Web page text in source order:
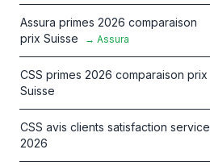
Assura primes 2026 comparaison
prix Suisse
→ Assura
CSS primes 2026 comparaison prix
Suisse
CSS avis clients satisfaction service
2026